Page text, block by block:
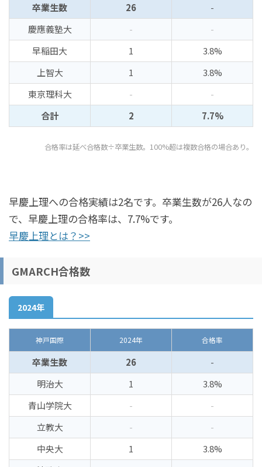
卒業生数 26
-
慶應義塾大
-
-
早稲田大
1
3.8%
上智大
1
3.8%
東京理科大
-
-
合計
2 7.7%
合格率は延べ合格数÷卒業生数。100%超は複数合格の場合あり。
早慶上理への合格実績は2名です。卒業生数が26人なの
で、早慶上理の合格率は、7.7%です。
早慶上理とは？>>
GMARCH合格数
2024年
神戸国際 2024年 合格率
卒業生数 26
-
明治大
1
3.8%
青山学院大
-
-
立教大
-
-
中央大
1
3.8%